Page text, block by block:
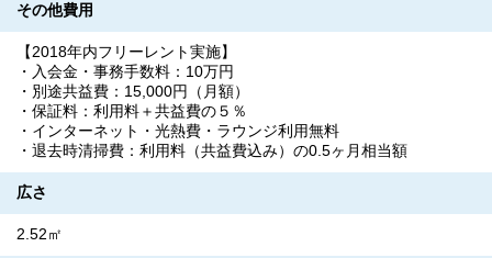
その他費用
【2018年内フリーレント実施】
・入会金・事務手数料：10万円
・別途共益費：15,000円（月額）
・保証料：利用料＋共益費の５％
・インターネット・光熱費・ラウンジ利用無料
・退去時清掃費：利用料（共益費込み）の0.5ヶ月相当額
広さ
2.52㎡